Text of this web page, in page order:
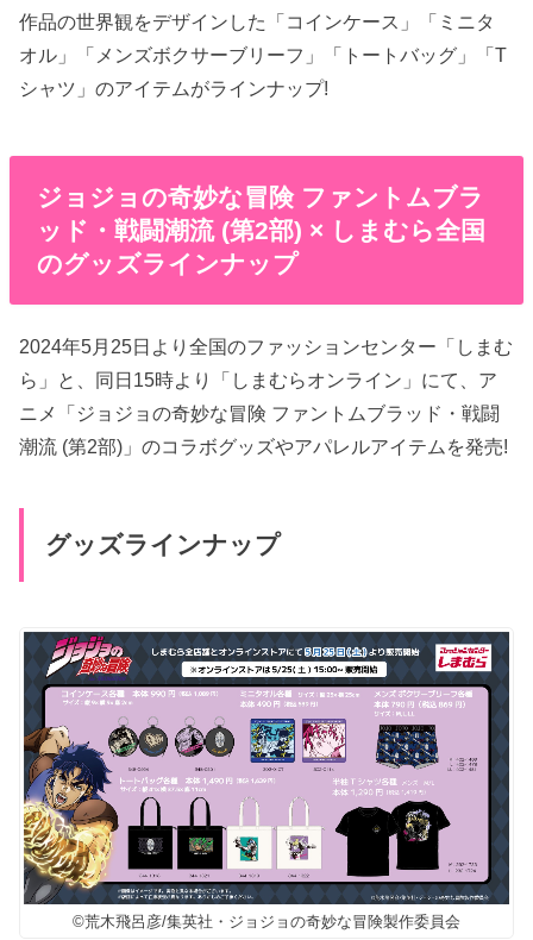
作品の世界観をデザインした「コインケース」「ミニタ
オル」「メンズボクサーブリーフ」「トートバッグ」「T
シャツ」のアイテムがラインナップ!
ジョジョの奇妙な冒険 ファントムブラ
ッド・戦闘潮流 (第2部) × しまむら全国
のグッズラインナップ
2024年5月25日より全国のファッションセンター「しまむ
ら」と、同日15時より「しまむらオンライン」にて、ア
ニメ「ジョジョの奇妙な冒険 ファントムブラッド・戦闘
潮流 (第2部)」のコラボグッズやアパレルアイテムを発売!
グッズラインナップ
©荒木飛呂彦/集英社・ジョジョの奇妙な冒険製作委員会